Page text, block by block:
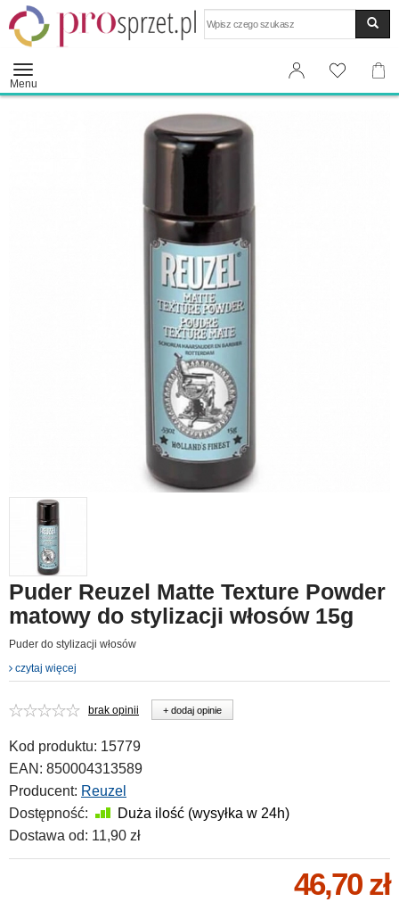
Menu
Puder Reuzel Matte Texture Powder
matowy do stylizacji włosów 15g
Puder do stylizacji włosów
czytaj więcej
brak opinii + dodaj opinie
Kod produktu: 15779
EAN: 850004313589
Producent: Reuzel
Dostępność:
Duża ilość (wysyłka w 24h)
Dostawa od: 11,90 zł
46,70 zł